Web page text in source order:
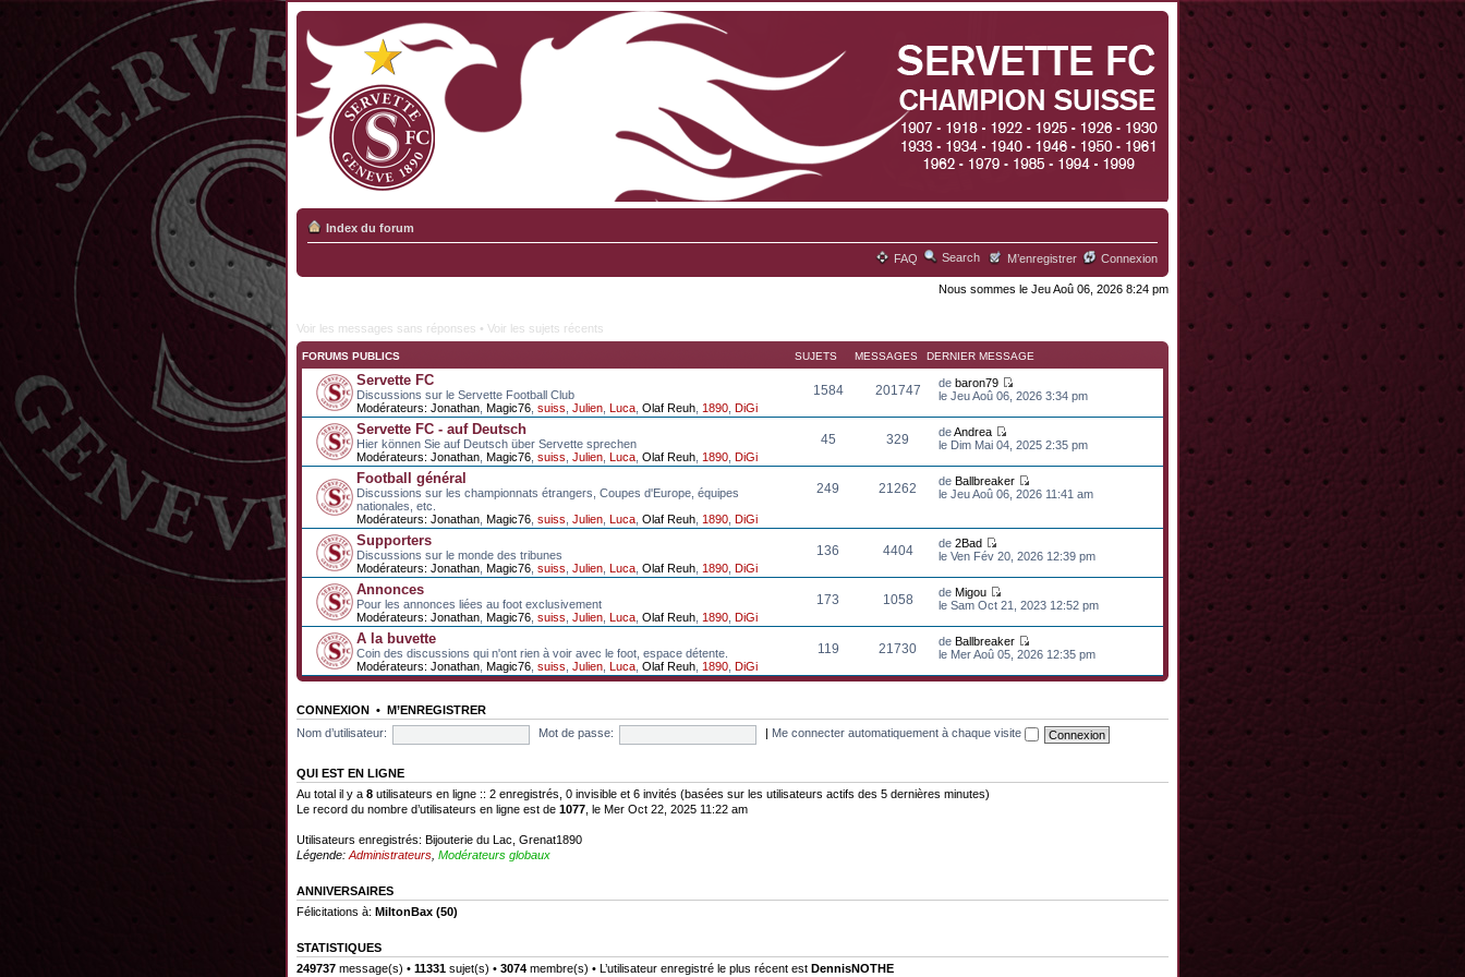
Index du forum
FAQ Search M’enregistrer Connexion
Nous sommes le Jeu Aoû 06, 2026 8:24 pm
Voir les messages sans réponses • Voir les sujets récents
FORUMS PUBLICS SUJETS MESSAGES DERNIER MESSAGE
Servette FC
Discussions sur le Servette Football Club
Modérateurs: Jonathan Magic76 suiss Julien Luca Olaf Reuh 1890 DiGi
1584 201747 debaron79
le Jeu Aoû 06, 2026 3:34 pm
Servette FC - auf Deutsch
Hier können Sie auf Deutsch über Servette sprechen
Modérateurs: Jonathan Magic76 suiss Julien Luca Olaf Reuh 1890 DiGi
45 329 deAndrea
le Dim Mai 04, 2025 2:35 pm
Football général
Discussions sur les championnats étrangers, Coupes d'Europe, équipes
nationales, etc.
Modérateurs: Jonathan Magic76 suiss Julien Luca Olaf Reuh 1890 DiGi
249 21262 deBallbreaker
le Jeu Aoû 06, 2026 11:41 am
Supporters
Discussions sur le monde des tribunes
Modérateurs: Jonathan Magic76 suiss Julien Luca Olaf Reuh 1890 DiGi
136 4404 de2Bad
le Ven Fév 20, 2026 12:39 pm
Annonces
Pour les annonces liées au foot exclusivement
Modérateurs: Jonathan Magic76 suiss Julien Luca Olaf Reuh 1890 DiGi
173 1058 deMigou
le Sam Oct 21, 2023 12:52 pm
A la buvette
Coin des discussions qui n'ont rien à voir avec le foot, espace détente.
Modérateurs: Jonathan Magic76 suiss Julien Luca Olaf Reuh 1890 DiGi
119 21730 deBallbreaker
le Mer Aoû 05, 2026 12:35 pm
CONNEXION • M’ENREGISTRER
Nom d’utilisateur:
Mot de passe: Me connecter automatiquement à chaque visite
QUI EST EN LIGNE
Au total il y a 8 utilisateurs en ligne :: 2 enregistrés, 0 invisible et 6 invités (basées sur les utilisateurs actifs des 5 dernières minutes)
Le record du nombre d’utilisateurs en ligne est de 1077 , le Mer Oct 22, 2025 11:22 am
Utilisateurs enregistrés: Bijouterie du Lac Grenat1890
Légende: Administrateurs Modérateurs globaux
ANNIVERSAIRES
Félicitations à: MiltonBax (50)
STATISTIQUES
249737 message(s) • 11331 sujet(s) • 3074 membre(s) • L’utilisateur enregistré le plus récent est DennisNOTHE